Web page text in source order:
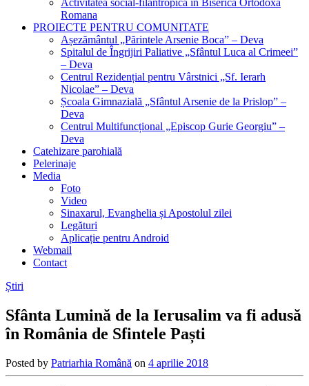
Romana
PROIECTE PENTRU COMUNITATE
Așezământul „Părintele Arsenie Boca” – Deva
Spitalul de Îngrijiri Paliative „Sfântul Luca al Crimeei”
– Deva
Centrul Rezidențial pentru Vârstnici „Sf. Ierarh
Nicolae” – Deva
Școala Gimnazială „Sfântul Arsenie de la Prislop” –
Deva
Centrul Multifuncțional „Episcop Gurie Georgiu” –
Deva
Catehizare parohială
Pelerinaje
Media
Foto
Video
Sinaxarul, Evanghelia și Apostolul zilei
Legături
Aplicație pentru Android
Webmail
Contact
Știri
Sfânta Lumină de la Ierusalim va fi adusă
în România de Sfintele Paști
Posted by Patriarhia Română on 4 aprilie 2018